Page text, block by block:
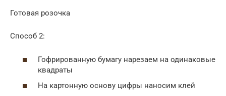
Готовая розочка
Способ 2:
Гофрированную бумагу нарезаем на одинаковые
квадраты
На картонную основу цифры наносим клей